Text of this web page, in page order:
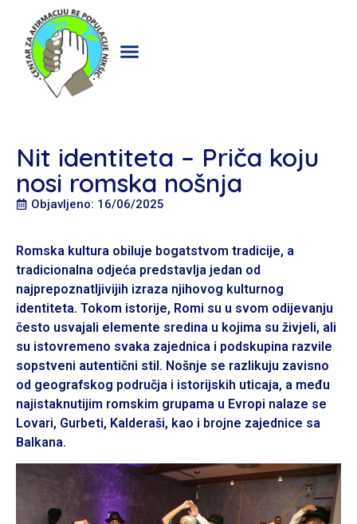
Nit identiteta – Priča koju
nosi romska nošnja
Objavljeno: 16/06/2025
Romska kultura obiluje bogatstvom tradicije, a
tradicionalna odjeća predstavlja jedan od
najprepoznatljivijih izraza njihovog kulturnog
identiteta. Tokom istorije, Romi su u svom odijevanju
često usvajali elemente sredina u kojima su živjeli, ali
su istovremeno svaka zajednica i podskupina razvile
sopstveni autentični stil. Nošnje se razlikuju zavisno
od geografskog područja i istorijskih uticaja, a među
najistaknutijim romskim grupama u Evropi nalaze se
Lovari, Gurbeti, Kalderaši, kao i brojne zajednice sa
Balkana.